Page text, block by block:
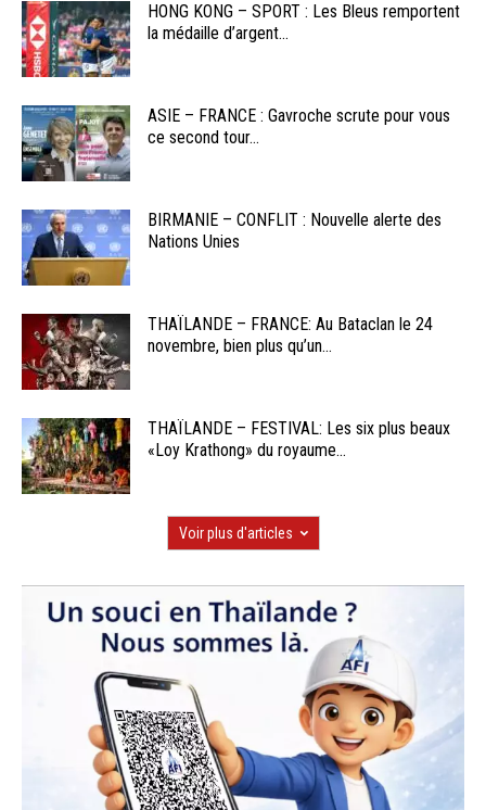
HONG KONG – SPORT : Les Bleus remportent
la médaille d’argent...
ASIE – FRANCE : Gavroche scrute pour vous
ce second tour...
BIRMANIE – CONFLIT : Nouvelle alerte des
Nations Unies
THAÏLANDE – FRANCE: Au Bataclan le 24
novembre, bien plus qu’un...
THAÏLANDE – FESTIVAL: Les six plus beaux
«Loy Krathong» du royaume...
Voir plus d'articles